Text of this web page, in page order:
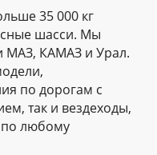
35 000 кг
шасси. Мы
МАЗ, КАМАЗ и Урал.
по дорогам с
так и вездеходы,
по любому